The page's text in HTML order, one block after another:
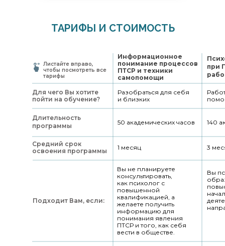
ТАРИФЫ И СТОИМОСТЬ
Подходит Вам, если:
Средний срок
освоения программы
Длительность
программы
Для чего Вы хотите
пойти на обучение?
Информационное
понимание процессов
ПТСР и техники
самопомощи
при
Вы не планируете
консультировать,
как психолог с
повышенной
квалификацией, а
желаете получить
информацию для
понимания явления
ПТСР и того, как себя
вести в обществе.
1 месяц
Вы
3
50 академических часов 140
Разобраться для себя
и близких
Листайте вправо,
чтобы посмотреть все
тарифы